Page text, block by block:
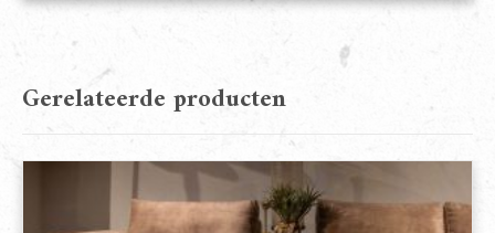
Gerelateerde producten